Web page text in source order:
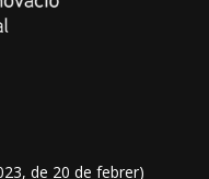
de 20 de febrer)